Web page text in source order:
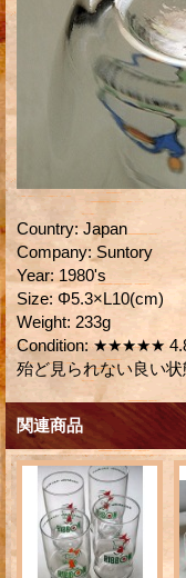
Country: Japan
Company: Suntory
Year: 1980's
Size: Φ5.3×L10(cm)
Weight: 233g
Condition: ★★★★★ 4.8/
殆ど見られない良い状
関連商品